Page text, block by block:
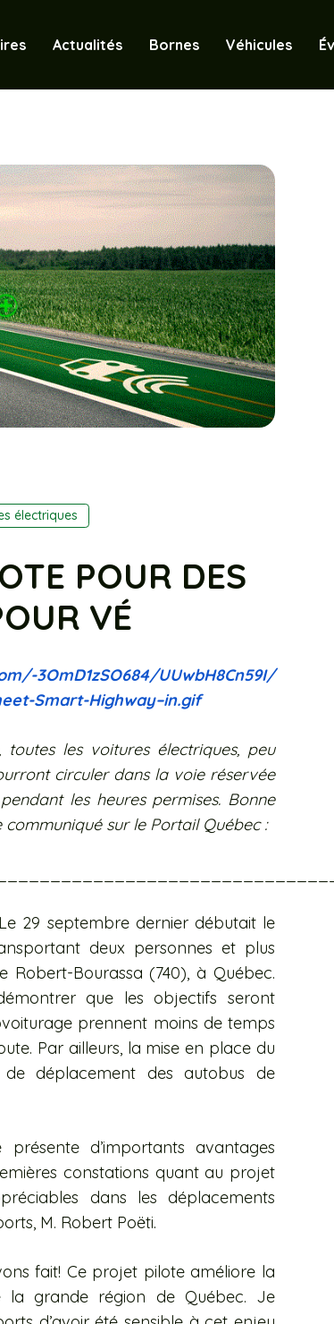
Actualités Bornes Véhicules
électriques
POUR DES
VÉ
3OmD1zSO684/UUwbH8Cn59I/
Smart-Highway–in.gif
les voitures électriques, peu
circuler dans la voie réservée
les heures permises. Bonne
sur le Portail Québec :
29 septembre dernier débutait le
deux personnes et plus
Robert-Bourassa (740), à Québec.
que les objectifs seront
prennent moins de temps
Par ailleurs, la mise en place du
déplacement des autobus de
d’importants avantages
constations quant au projet
dans les déplacements
M. Robert Poëti.
fait! Ce projet pilote améliore la
grande région de Québec. Je